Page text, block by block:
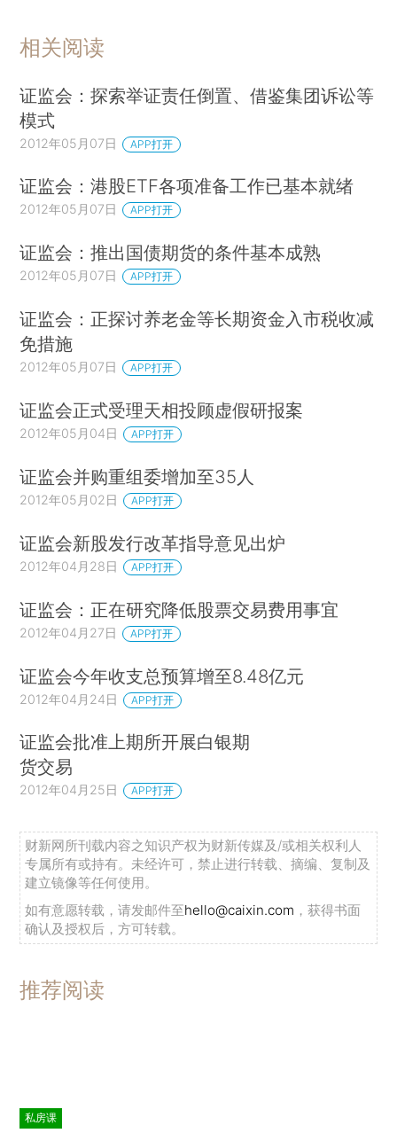
相关阅读
证监会：探索举证责任倒置、借鉴集团诉讼等
模式
2012年05月07日 APP打开
证监会：港股ETF各项准备工作已基本就绪
2012年05月07日 APP打开
证监会：推出国债期货的条件基本成熟
2012年05月07日 APP打开
证监会：正探讨养老金等长期资金入市税收减
免措施
2012年05月07日 APP打开
证监会正式受理天相投顾虚假研报案
2012年05月04日 APP打开
证监会并购重组委增加至35人
2012年05月02日 APP打开
证监会新股发行改革指导意见出炉
2012年04月28日 APP打开
证监会：正在研究降低股票交易费用事宜
2012年04月27日 APP打开
证监会今年收支总预算增至8.48亿元
2012年04月24日 APP打开
证监会批准上期所开展白银期
货交易
2012年04月25日 APP打开
财新网所刊载内容之知识产权为财新传媒及/或相关权利人
专属所有或持有。未经许可，禁止进行转载、摘编、复制及
建立镜像等任何使用。
如有意愿转载，请发邮件至hello@caixin.com ，获得书面
确认及授权后，方可转载。
推荐阅读
私房课